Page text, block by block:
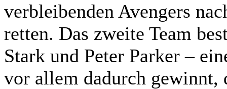
verbleibenden Avengers
retten. Das zweite Team
Stark und Peter Parker –
vor allem dadurch gewinnt,